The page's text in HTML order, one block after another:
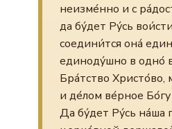
неизме́нно и с
да бу́дет Ру́сь
соедини́тся она́
единоду́шно в одно́
Бра́тство Христо́во,
и де́лом ве́рное
Да бу́дет Ру́сь на́ша